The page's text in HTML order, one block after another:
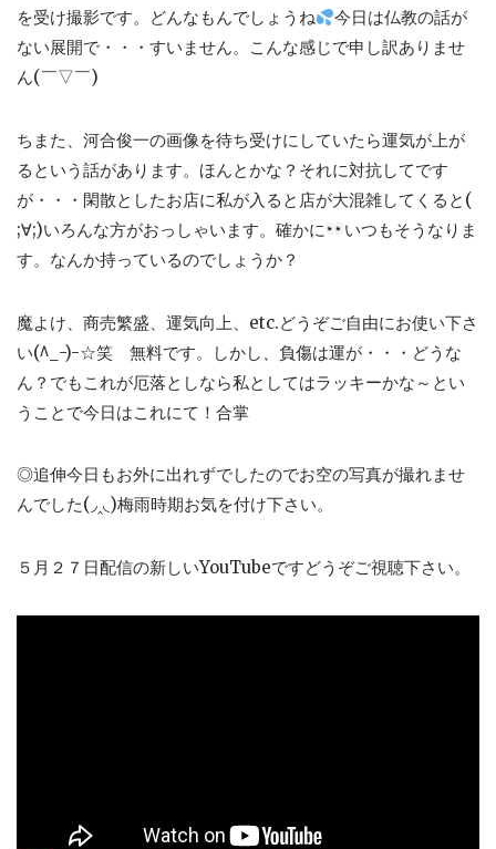
を受け撮影です。どんなもんでしょうね
今日は仏教の話が
ない展開で・・・すいません。こんな感じで申し訳ありませ
ん(￣▽￣)
ちまた、河合俊一の画像を待ち受けにしていたら運気が上が
るという話があります。ほんとかな？それに対抗してです
が・・・閑散としたお店に私が入ると店が大混雑してくると(
;∀;)いろんな方がおっしゃいます。確かに
いつもそうなりま
す。なんか持っているのでしょうか？
魔よけ、商売繁盛、運気向上、etc.どうぞご自由にお使い下さ
い(^_-)-☆笑 無料です。しかし、負傷は運が・・・どうな
ん？でもこれが厄落としなら私としてはラッキーかな～とい
うことで今日はこれにて！合掌
◎追伸今日もお外に出れずでしたのでお空の写真が撮れませ
んでした(◞‸◟)梅雨時期お気を付け下さい。
５月２７日配信の新しいYouTubeですどうぞご視聴下さい。